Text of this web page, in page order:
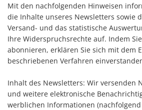
Mit den nachfolgenden Hinweisen
die Inhalte unseres Newsletters sowie
Versand- und das statistische
Ihre Widerspruchsrechte auf. Indem
abonnieren, erklären Sie sich mit dem
beschriebenen Verfahren
Inhalt des Newsletters: Wir versenden
und weitere elektronische
werblichen Informationen